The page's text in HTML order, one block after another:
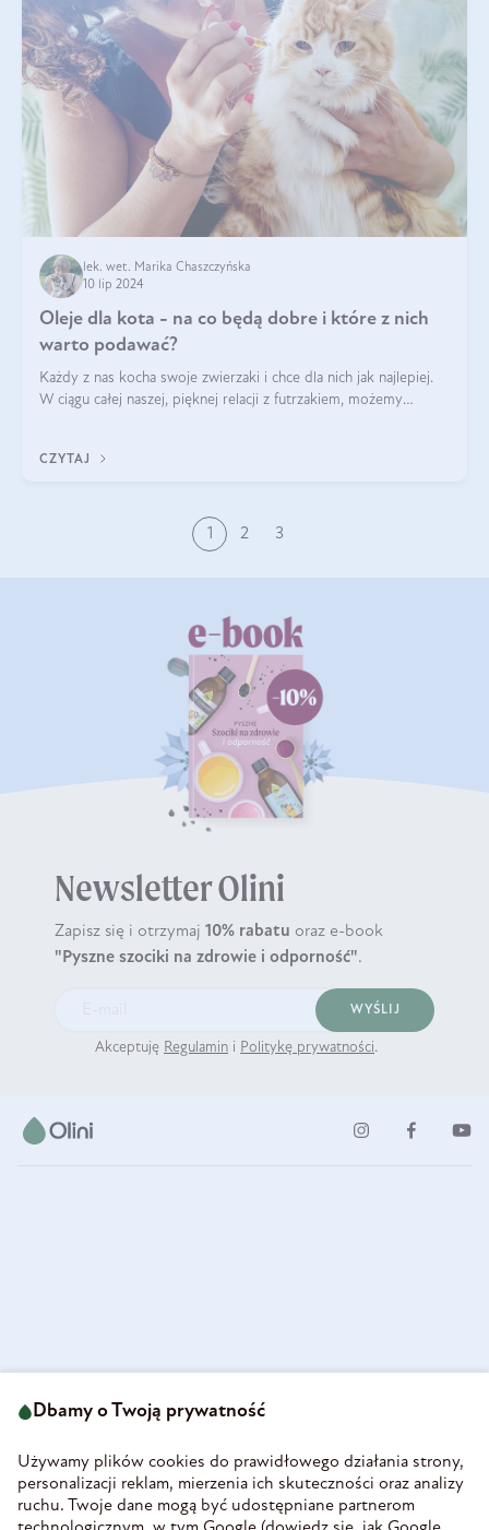
lek. wet. Marika Chaszczyńska
10 lip 2024
Oleje dla kota - na co będą dobre i które z nich
warto podawać?
Każdy z nas kocha swoje zwierzaki i chce dla nich jak najlepiej.
W ciągu całej naszej, pięknej relacji z futrzakiem, możemy
CZYTAJ
1 2 3
Newsletter Olini
Zapisz się i otrzymaj 10% rabatu oraz e-book
"Pyszne szociki na zdrowie i odporność".
WYŚLIJ
Akceptuję Regulamin i Politykę prywatności.
58-160 Świebodzice
REGON 890213034
INFORMACJE
Dbamy o Twoją prywatność
Używamy plików cookies do prawidłowego działania strony,
personalizacji reklam, mierzenia ich skuteczności oraz analizy
ruchu. Twoje dane mogą być udostępniane partnerom